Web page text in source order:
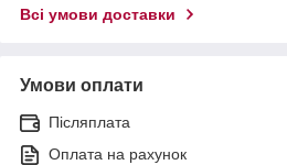
Всі умови доставки
Умови оплати
Післяплата
Оплата на рахунок